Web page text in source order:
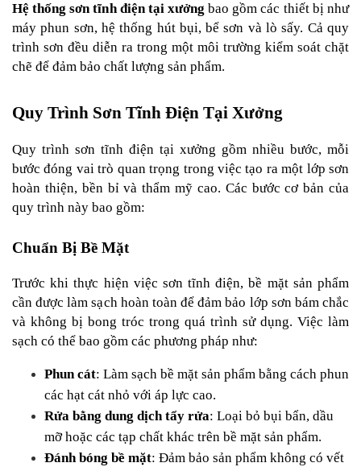
Hệ thống sơn tĩnh điện tại xưởng bao gồm các thiết bị như
máy phun sơn, hệ thống hút bụi, bể sơn và lò sấy. Cả quy
trình sơn đều diễn ra trong một môi trường kiểm soát chặt
chẽ để đảm bảo chất lượng sản phẩm.
Quy Trình Sơn Tĩnh Điện Tại Xưởng
Quy trình sơn tĩnh điện tại xưởng gồm nhiều bước, mỗi
bước đóng vai trò quan trọng trong việc tạo ra một lớp sơn
hoàn thiện, bền bỉ và thẩm mỹ cao. Các bước cơ bản của
quy trình này bao gồm:
Chuẩn Bị Bề Mặt
Trước khi thực hiện việc sơn tĩnh điện, bề mặt sản phẩm
cần được làm sạch hoàn toàn để đảm bảo lớp sơn bám chắc
và không bị bong tróc trong quá trình sử dụng. Việc làm
sạch có thể bao gồm các phương pháp như:
Phun cát: Làm sạch bề mặt sản phẩm bằng cách phun
các hạt cát nhỏ với áp lực cao.
Rửa bằng dung dịch tẩy rửa: Loại bỏ bụi bẩn, dầu
mỡ hoặc các tạp chất khác trên bề mặt sản phẩm.
Đánh bóng bề mặt: Đảm bảo sản phẩm không có vết